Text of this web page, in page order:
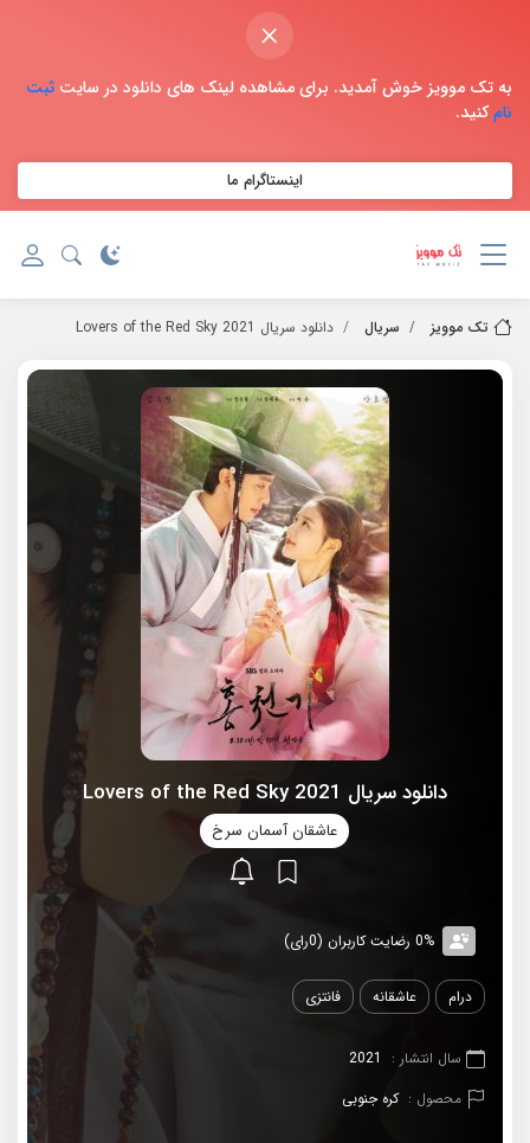
×
به تک موویز خوش آمدید. برای مشاهده لینک های دانلود در سایت ثبت
نامکنید.
اینستاگرام ما
تک موویز سریال دانلود سریال 2021 Lovers of the Red Sky
دانلود سریال 2021 Lovers of the Red Sky
عاشقان آسمان سرخ
0% رضایت کاربران (0رای)
درام عاشقانه فانتزی
سال انتشار :
2021
محصول : کره جنوبی